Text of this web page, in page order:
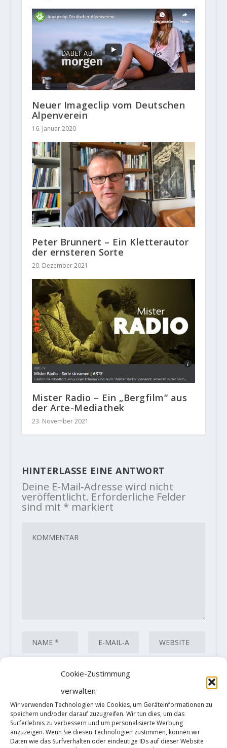
Cookie-Zustimmung
verwalten
Wir verwenden Technologien wie Cookies, um Geräteinformationen zu
speichern und/oder darauf zuzugreifen. Wir tun dies, um das
Surferlebnis zu verbessern und um personalisierte Werbung
anzuzeigen. Wenn Sie diesen Technologien zustimmen, können wir
Daten wie das Surfverhalten oder eindeutige IDs auf dieser Website
Neuer Imageclip vom Deutschen
Alpenverein
16. Januar 2020
Peter Brunnert – Ein Kletterautor
der ernsteren Sorte
20. Dezember 2021
Mister Radio – Ein „Bergfilm“ aus
der Arte-Mediathek
23. November 2021
HINTERLASSE EINE ANTWORT
Deine E-Mail-Adresse wird nicht
veröffentlicht. Erforderliche Felder
sind mit * markiert
Diese Website verwendet Akismet, um
Spam zu reduzieren.Erfahre, wie
deine Kommentardaten verarbeitet